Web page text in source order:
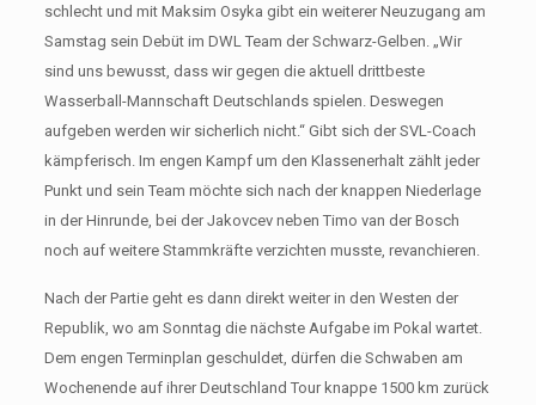
schlecht und mit Maksim Osyka gibt ein weiterer Neuzugang am
Samstag sein Debüt im DWL Team der Schwarz-Gelben. „Wir
sind uns bewusst, dass wir gegen die aktuell drittbeste
Wasserball-Mannschaft Deutschlands spielen. Deswegen
aufgeben werden wir sicherlich nicht.“ Gibt sich der SVL-Coach
kämpferisch. Im engen Kampf um den Klassenerhalt zählt jeder
Punkt und sein Team möchte sich nach der knappen Niederlage
in der Hinrunde, bei der Jakovcev neben Timo van der Bosch
noch auf weitere Stammkräfte verzichten musste, revanchieren.
Nach der Partie geht es dann direkt weiter in den Westen der
Republik, wo am Sonntag die nächste Aufgabe im Pokal wartet.
Dem engen Terminplan geschuldet, dürfen die Schwaben am
Wochenende auf ihrer Deutschland Tour knappe 1500 km zurück